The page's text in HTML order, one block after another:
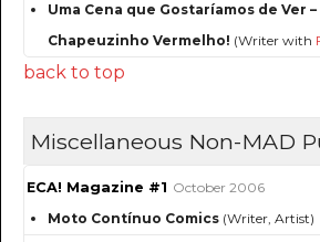
Uma Cena que Gostaríamos de Ver
Chapeuzinho Vermelho! (Writer with
back to top
Miscellaneous Non-MAD
ECA! Magazine #1 October 2006
Moto Contínuo Comics (Writer, Artist)